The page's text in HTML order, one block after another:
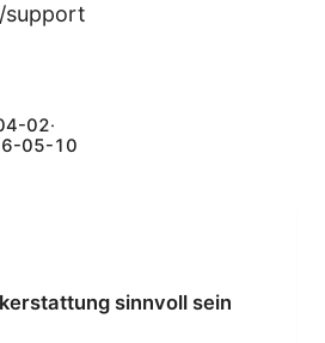
support
02·
05-10
sinnvoll sein